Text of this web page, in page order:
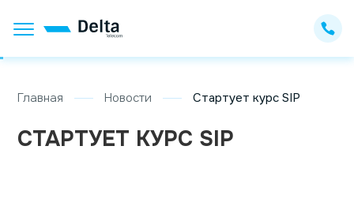
Главная Новости Стартует курс SIP
СТАРТУЕТ КУРС SIP